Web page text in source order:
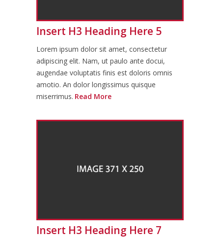
Insert H3 Heading Here 5
Lorem ipsum dolor sit amet, consectetur
adipiscing elit. Nam, ut paulo ante docui,
augendae voluptatis finis est doloris omnis
amotio. An dolor longissimus quisque
miserrimus. Read More
Insert H3 Heading Here 7